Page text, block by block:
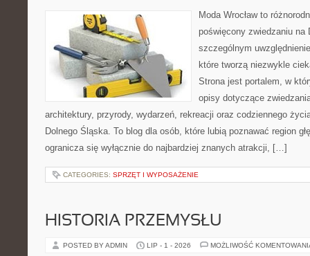
Moda Wrocław to
poświęcony zwiedzaniu na
szczególnym
które tworzą niezwykle
Strona jest portalem, w
opisy dotyczące
architektury, przyrody, wydarzeń, rekreacji oraz codziennego
Dolnego Śląska. To blog dla osób, które lubią poznawać region
ogranicza się wyłącznie do najbardziej znanych atrakcji, […]
CATEGORIES: SPRZĘT I WYPOSAŻENIE
HISTORIA PRZEMYSŁU
POSTED BY ADMIN LIP - 1 - 2026 MOŻLIWOŚĆ